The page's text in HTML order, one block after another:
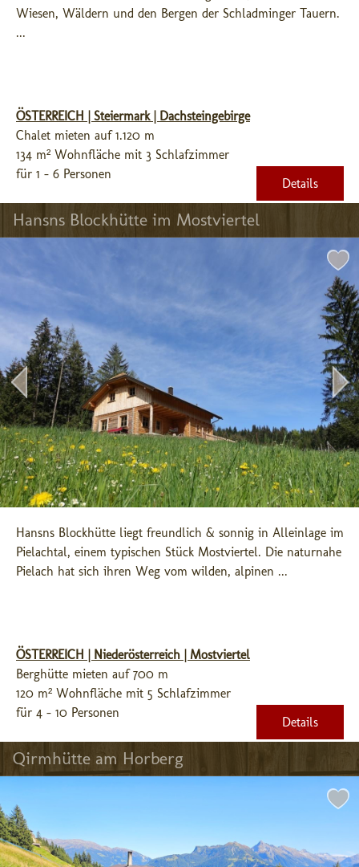
Wiesen, Wäldern und den Bergen der Schladminger Tauern.
...
ÖSTERREICH | Steiermark | Dachsteingebirge
Chalet mieten auf 1.120 m
134 m² Wohnfläche mit 3 Schlafzimmer
für 1 - 6 Personen
Details
Hansns Blockhütte im Mostviertel
Hansns Blockhütte liegt freundlich & sonnig in Alleinlage im
Pielachtal, einem typischen Stück Mostviertel. Die naturnahe
Pielach hat sich ihren Weg vom wilden, alpinen ...
ÖSTERREICH | Niederösterreich | Mostviertel
Berghütte mieten auf 700 m
120 m² Wohnfläche mit 5 Schlafzimmer
für 4 - 10 Personen
Details
Qirmhütte am Horberg